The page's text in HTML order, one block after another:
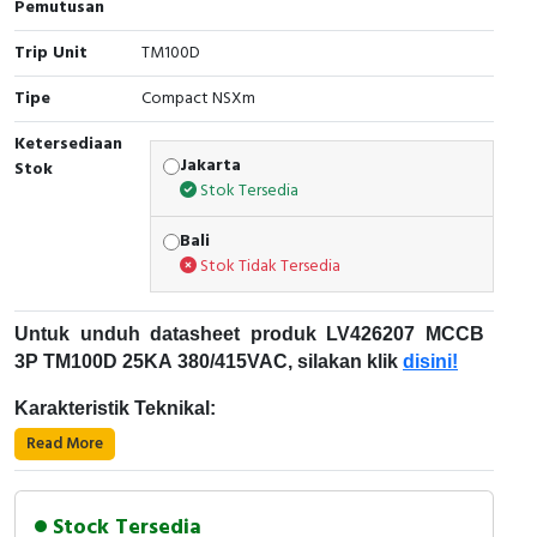
Cable Operated Switch
Signalling Columns
Safety Sensors
Pressure Switch
Ultrasonic & Rotary Encoder
Limit Switch
Photoelectric
Cam Switch
Panel Box
Pemutusan
Trip Unit
TM100D
Tipe
Compact NSXm
Ketersediaan
Stok
Jakarta
Stok Tersedia
Bali
Stok Tidak Tersedia
Untuk unduh datasheet produk LV426207 MCCB
3P TM100D 25KA 380/415VAC, silakan klik disini!
Karakteristik Teknikal:
Kode Produk: LV426207
Read More
Stock Tersedia